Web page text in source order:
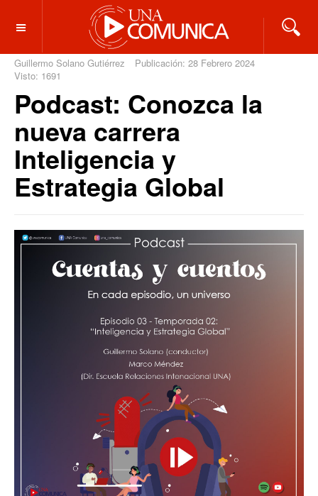
OFF CANVAS
Guillermo Solano Gutiérrez
Publicación: 28 Febrero 2024
Visto: 1691
Podcast: Conozca la
nueva carrera
Inteligencia y
Estrategia Global